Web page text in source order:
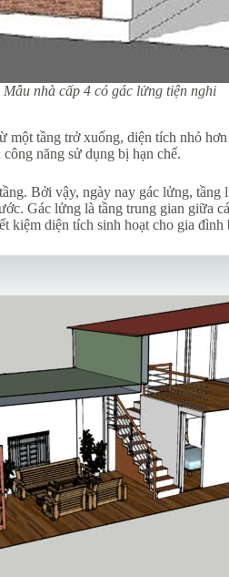
Mẫu nhà cấp 4 có gác lửng tiện nghi
tầng trở xuống, diện tích nhỏ
năng sử dụng bị hạn chế.
Bởi vậy, ngày nay gác lửng,
Gác lửng là tầng trung gian giữa
diện tích sinh hoạt cho gia